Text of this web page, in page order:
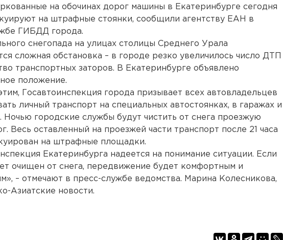
на обочинах дорог машины в Екатеринбурге сегодня
на штрафные стоянки, сообщили агентству ЕАН в
ГИБДД города.
снегопада на улицах столицы Среднего Урала
сложная обстановка – в городе резко увеличилось число ДТП
транспортных заторов. В Екатеринбурге объявлено
положение.
Госавтоинспекция города призывает всех автовладельцев
личный транспорт на специальных автостоянках, в гаражах и
Ночью городские службы будут чистить от снега проезжую
Весь оставленный на проезжей части транспорт после 21 часа
на штрафные площадки.
Екатеринбурга надеется на понимание ситуации. Если
очищен от снега, передвижение будет комфортным и
– отмечают в пресс-службе ведомства. Марина Колесникова,
Азиатские новости.